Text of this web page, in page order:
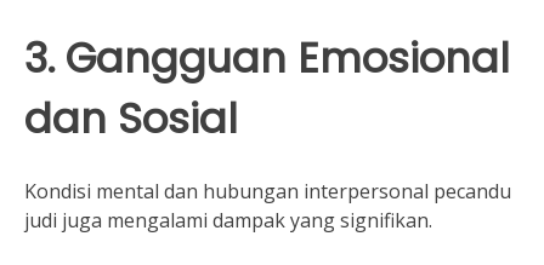
3. Gangguan Emosional
dan Sosial
Kondisi mental dan hubungan interpersonal pecandu
judi juga mengalami dampak yang signifikan.